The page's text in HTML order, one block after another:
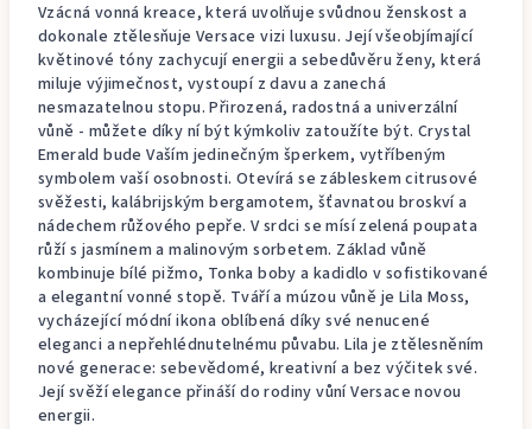
Vzácná vonná kreace, která uvolňuje svůdnou ženskost a
dokonale ztělesňuje Versace vizi luxusu. Její všeobjímající
květinové tóny zachycují energii a sebedůvěru ženy, která
miluje výjimečnost, vystoupí z davu a zanechá
nesmazatelnou stopu. Přirozená, radostná a univerzální
vůně - můžete díky ní být kýmkoliv zatoužíte být. Crystal
Emerald bude Vaším jedinečným šperkem, vytříbeným
symbolem vaší osobnosti. Otevírá se zábleskem citrusové
svěžesti, kalábrijským bergamotem, šťavnatou broskví a
nádechem růžového pepře. V srdci se mísí zelená poupata
růží s jasmínem a malinovým sorbetem. Základ vůně
kombinuje bílé pižmo, Tonka boby a kadidlo v sofistikované
a elegantní vonné stopě. Tváří a múzou vůně je Lila Moss,
vycházející módní ikona oblíbená díky své nenucené
eleganci a nepřehlédnutelnému půvabu. Lila je ztělesněním
nové generace: sebevědomé, kreativní a bez výčitek své.
Její svěží elegance přináší do rodiny vůní Versace novou
energii.